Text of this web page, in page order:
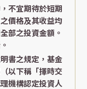
不宜期待於短期
價格及其收益均
部之投資金額。
書之規定，基金
以下稱「擇時交
機構認定投資人